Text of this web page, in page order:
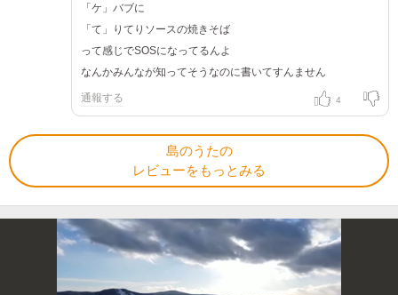
「ケ」バブに
「て」りてりソースの焼きそば
って感じでSOSになってるんよ
なんかみんなが知ってそうなのに書いてすんません
通報する 4
島のうたの
レビューをもっとみる